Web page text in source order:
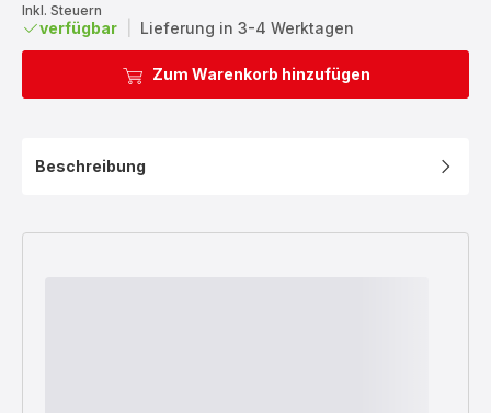
Inkl. Steuern
verfügbar Lieferung in 3-4 Werktagen
Zum Warenkorb hinzufügen
Beschreibung